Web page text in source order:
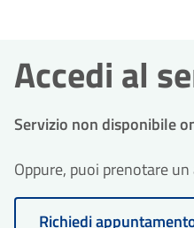
Accedi al
Servizio non disponibile
Oppure, puoi prenotare
Richiedi